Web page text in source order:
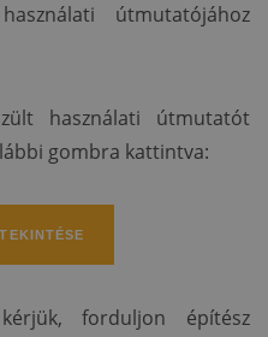
útmutatójához
használati útmutatót
gombra kattintva:
forduljon építész